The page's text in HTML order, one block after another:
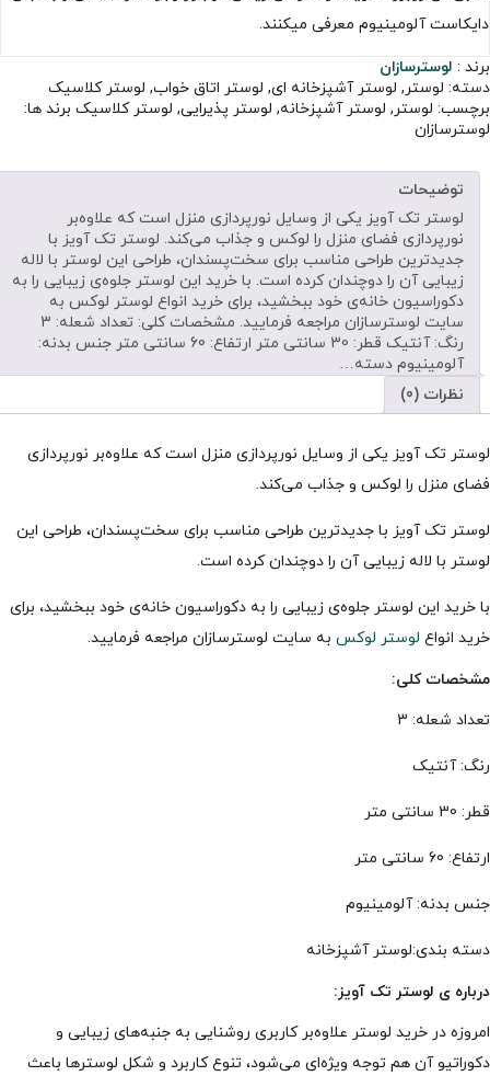
دایکاست آلومینیوم معرفی میکنند.
برند : لوسترسازان
دسته: لوستر, لوستر آشپزخانه ای, لوستر اتاق خواب, لوستر کلاسیک
برچسب: لوستر, لوستر آشپزخانه, لوستر پذیرایی, لوستر کلاسیک برند ها:
لوسترسازان
توضیحات
لوستر تک آویز یکی از وسایل نورپردازی منزل است که علاوه‌بر
نورپردازی فضای منزل را لوکس و جذاب می‌کند. لوستر تک آویز با
جدیدترین طراحی مناسب برای سخت‌پسندان، طراحی این لوستر با لاله
زیبایی آن را دوچندان کرده است. با خرید این لوستر جلوه‌ی زیبایی را به
دکوراسیون خانه‌ی خود ببخشید، برای خرید انواع لوستر لوکس به
سایت لوسترسازان مراجعه فرمایید. مشخصات کلی: تعداد شعله: 3
رنگ: آنتیک قطر: 30 سانتی متر ارتفاع: 60 سانتی متر جنس بدنه:
آلومینیوم دسته…
نظرات (0)
لوستر تک آویز یکی از وسایل نورپردازی منزل است که علاوه‌بر نورپردازی
فضای منزل را لوکس و جذاب می‌کند.
لوستر تک آویز با جدیدترین طراحی مناسب برای سخت‌پسندان، طراحی این
لوستر با لاله زیبایی آن را دوچندان کرده است.
با خرید این لوستر جلوه‌ی زیبایی را به دکوراسیون خانه‌ی خود ببخشید، برای
خرید انواع لوستر لوکس به سایت لوسترسازان مراجعه فرمایید.
مشخصات کلی:
تعداد شعله: 3
رنگ: آنتیک
قطر: 30 سانتی متر
ارتفاع: 60 سانتی متر
جنس بدنه: آلومینیوم
دسته بندی:لوستر آشپزخانه
درباره ی لوستر تک آویز:
امروزه در خرید لوستر علاوه‌بر کاربری روشنایی به جنبه‌های زیبایی و
دکوراتیو آن هم توجه ویژه‌ای می‌شود، تنوع کاربرد و شکل لوسترها باعث